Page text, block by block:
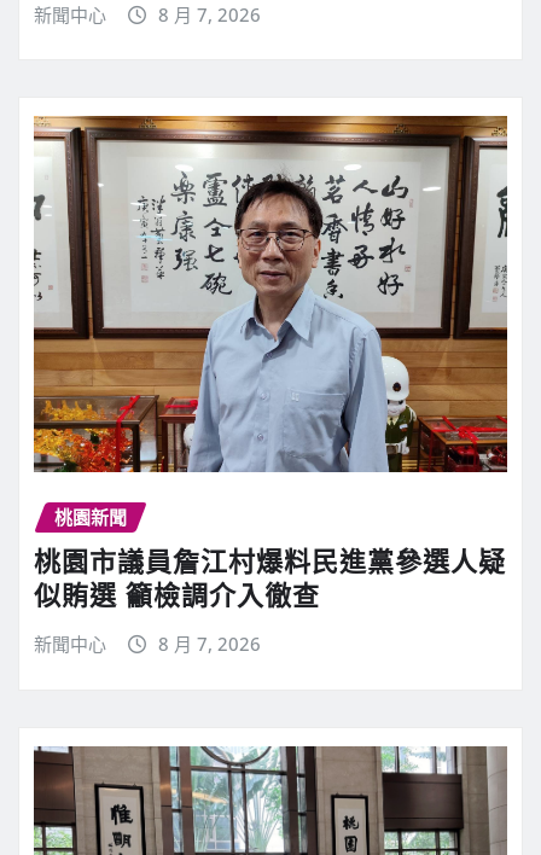
新聞中心 8 月 7, 2026
桃園新聞
桃園市議員詹江村爆料民進黨參選人疑
似賄選 籲檢調介入徹查
新聞中心 8 月 7, 2026